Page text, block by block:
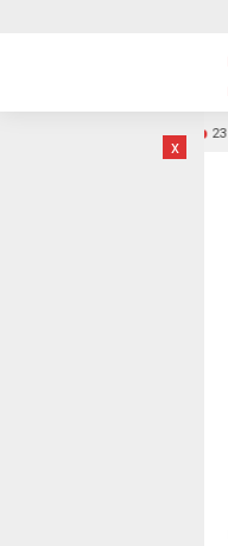
x
Kejuaraan